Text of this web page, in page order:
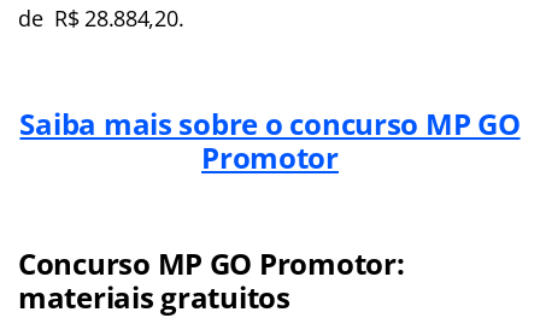
de R$ 28.884,20.
Saiba mais sobre o concurso MP GO
Promotor
Concurso MP GO Promotor:
materiais gratuitos